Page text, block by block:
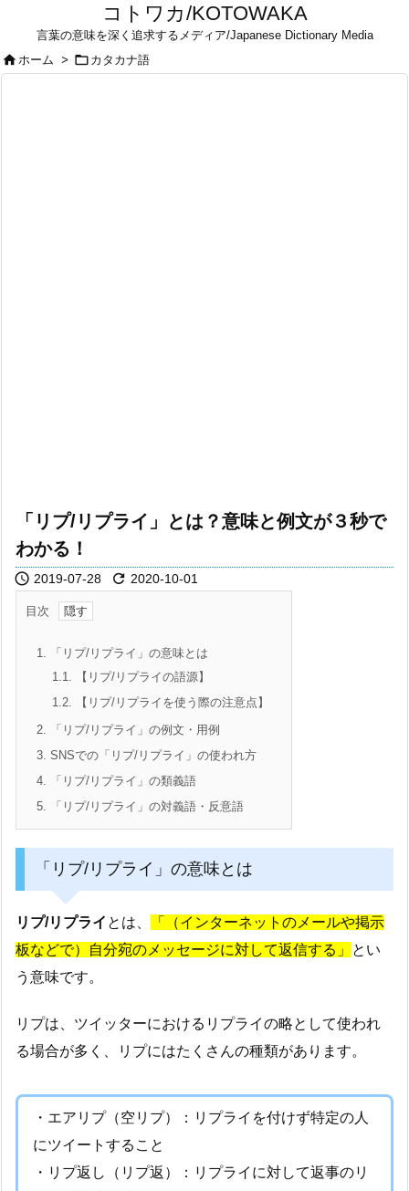
コトワカ/KOTOWAKA
言葉の意味を深く追求するメディア/Japanese Dictionary Media
ホーム >  カタカナ語
「リプ/リプライ」とは？意味と例文が３秒で
わかる！
 2019-07-28  2020-10-01
目次
1. 「リプ/リプライ」の意味とは
1.1. 【リプ/リプライの語源】
1.2. 【リプ/リプライを使う際の注意点】
2. 「リプ/リプライ」の例文・用例
3. SNSでの「リプ/リプライ」の使われ方
4. 「リプ/リプライ」の類義語
5. 「リプ/リプライ」の対義語・反意語
「リプ/リプライ」の意味とは
リプ/リプライ とは、
「（インターネットのメールや掲示
板などで）自分宛のメッセージに対して返信する」
とい
う意味です。
リプは、ツイッターにおけるリプライの略として使われ
る場合が多く、リプにはたくさんの種類があります。
・エアリプ（空リプ）：リプライを付けず特定の人
にツイートすること
・リプ返し（リプ返）：リプライに対して返事のリ